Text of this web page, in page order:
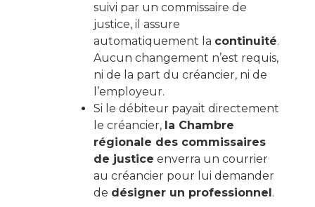
suivi par un commissaire de
justice, il assure
automatiquement la continuité.
Aucun changement n’est requis,
ni de la part du créancier, ni de
l’employeur.
Si le débiteur payait directement
le créancier, la Chambre
régionale des commissaires
de justice enverra un courrier
au créancier pour lui demander
de désigner un professionnel.